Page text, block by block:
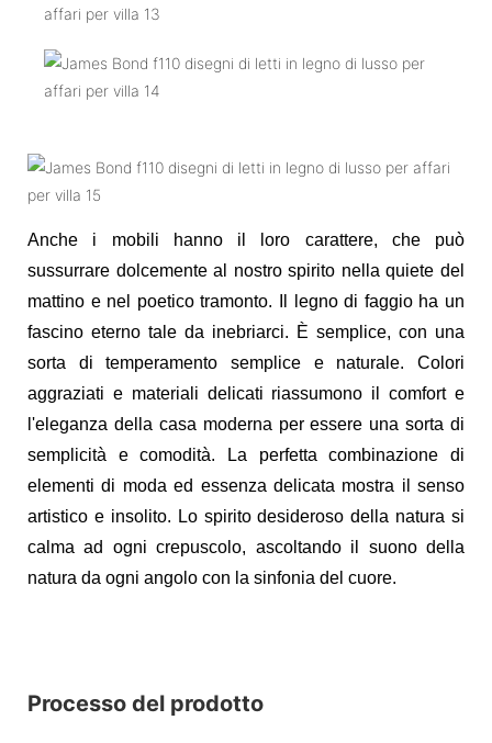
Anche i mobili hanno il loro carattere, che può
sussurrare dolcemente al nostro spirito nella quiete del
mattino e nel poetico tramonto. Il legno di faggio ha un
fascino eterno tale da inebriarci. È semplice, con una
sorta di temperamento semplice e naturale. Colori
aggraziati e materiali delicati riassumono il comfort e
l'eleganza della casa moderna per essere una sorta di
semplicità e comodità. La perfetta combinazione di
elementi di moda ed essenza delicata mostra il senso
artistico e insolito. Lo spirito desideroso della natura si
calma ad ogni crepuscolo, ascoltando il suono della
natura da ogni angolo con la sinfonia del cuore.
Processo del prodotto